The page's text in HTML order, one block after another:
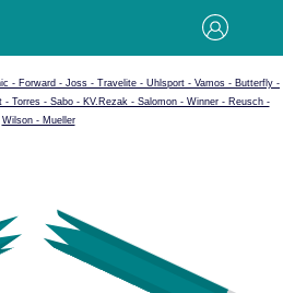
- Forward - Joss - Travelite - Uhlsport - Vamos - Butterfly -
Torres - Sabo - KV.Rezak - Salomon - Winner - Reusch -
Wilson - Mueller